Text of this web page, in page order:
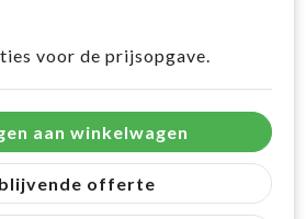
voor de prijsopgave.
aan winkelwagen
offerte